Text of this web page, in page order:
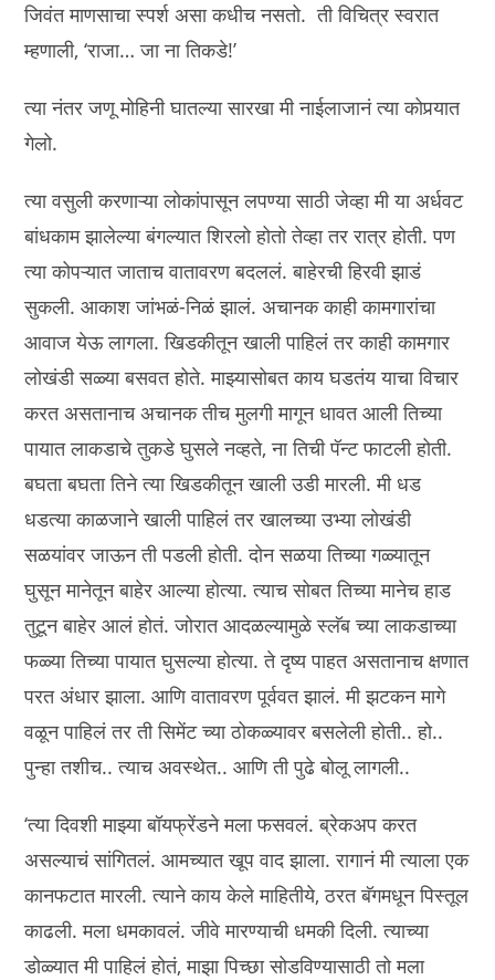
जिवंत माणसाचा स्पर्श असा कधीच नसतो. ती विचित्र स्वरात
म्हणाली, ‘राजा… जा ना तिकडे!’
त्या नंतर जणू मोहिनी घातल्या सारखा मी नाईलाजानं त्या कोपर्‍यात
गेलो.
त्या वसुली करणाऱ्या लोकांपासून लपण्या साठी जेव्हा मी या अर्धवट
बांधकाम झालेल्या बंगल्यात शिरलो होतो तेव्हा तर रात्र होती. पण
त्या कोपऱ्यात जाताच वातावरण बदललं. बाहेरची हिरवी झाडं
सुकली. आकाश जांभळं-निळं झालं. अचानक काही कामगारांचा
आवाज येऊ लागला. खिडकीतून खाली पाहिलं तर काही कामगार
लोखंडी सळ्या बसवत होते. माझ्यासोबत काय घडतंय याचा विचार
करत असतानाच अचानक तीच मुलगी मागून धावत आली तिच्या
पायात लाकडाचे तुकडे घुसले नव्हते, ना तिची पॅन्ट फाटली होती.
बघता बघता तिने त्या खिडकीतून खाली उडी मारली. मी धड
धडत्या काळजाने खाली पाहिलं तर खालच्या उभ्या लोखंडी
सळयांवर जाऊन ती पडली होती. दोन सळया तिच्या गळ्यातून
घुसून मानेतून बाहेर आल्या होत्या. त्याच सोबत तिच्या मानेच हाड
तुटून बाहेर आलं होतं. जोरात आदळल्यामुळे स्लॅब च्या लाकडाच्या
फळ्या तिच्या पायात घुसल्या होत्या. ते दृष्य पाहत असतानाच क्षणात
परत अंधार झाला. आणि वातावरण पूर्ववत झालं. मी झटकन मागे
वळून पाहिलं तर ती सिमेंट च्या ठोकळ्यावर बसलेली होती.. हो..
पुन्हा तशीच.. त्याच अवस्थेत.. आणि ती पुढे बोलू लागली..
‘त्या दिवशी माझ्या बॉयफ्रेंडने मला फसवलं. ब्रेकअप करत
असल्याचं सांगितलं. आमच्यात खूप वाद झाला. रागानं मी त्याला एक
कानफटात मारली. त्याने काय केले माहितीये, ठरत बॅगमधून पिस्तूल
काढली. मला धमकावलं. जीवे मारण्याची धमकी दिली. त्याच्या
डोळ्यात मी पाहिलं होतं, माझा पिच्छा सोडविण्यासाठी तो मला